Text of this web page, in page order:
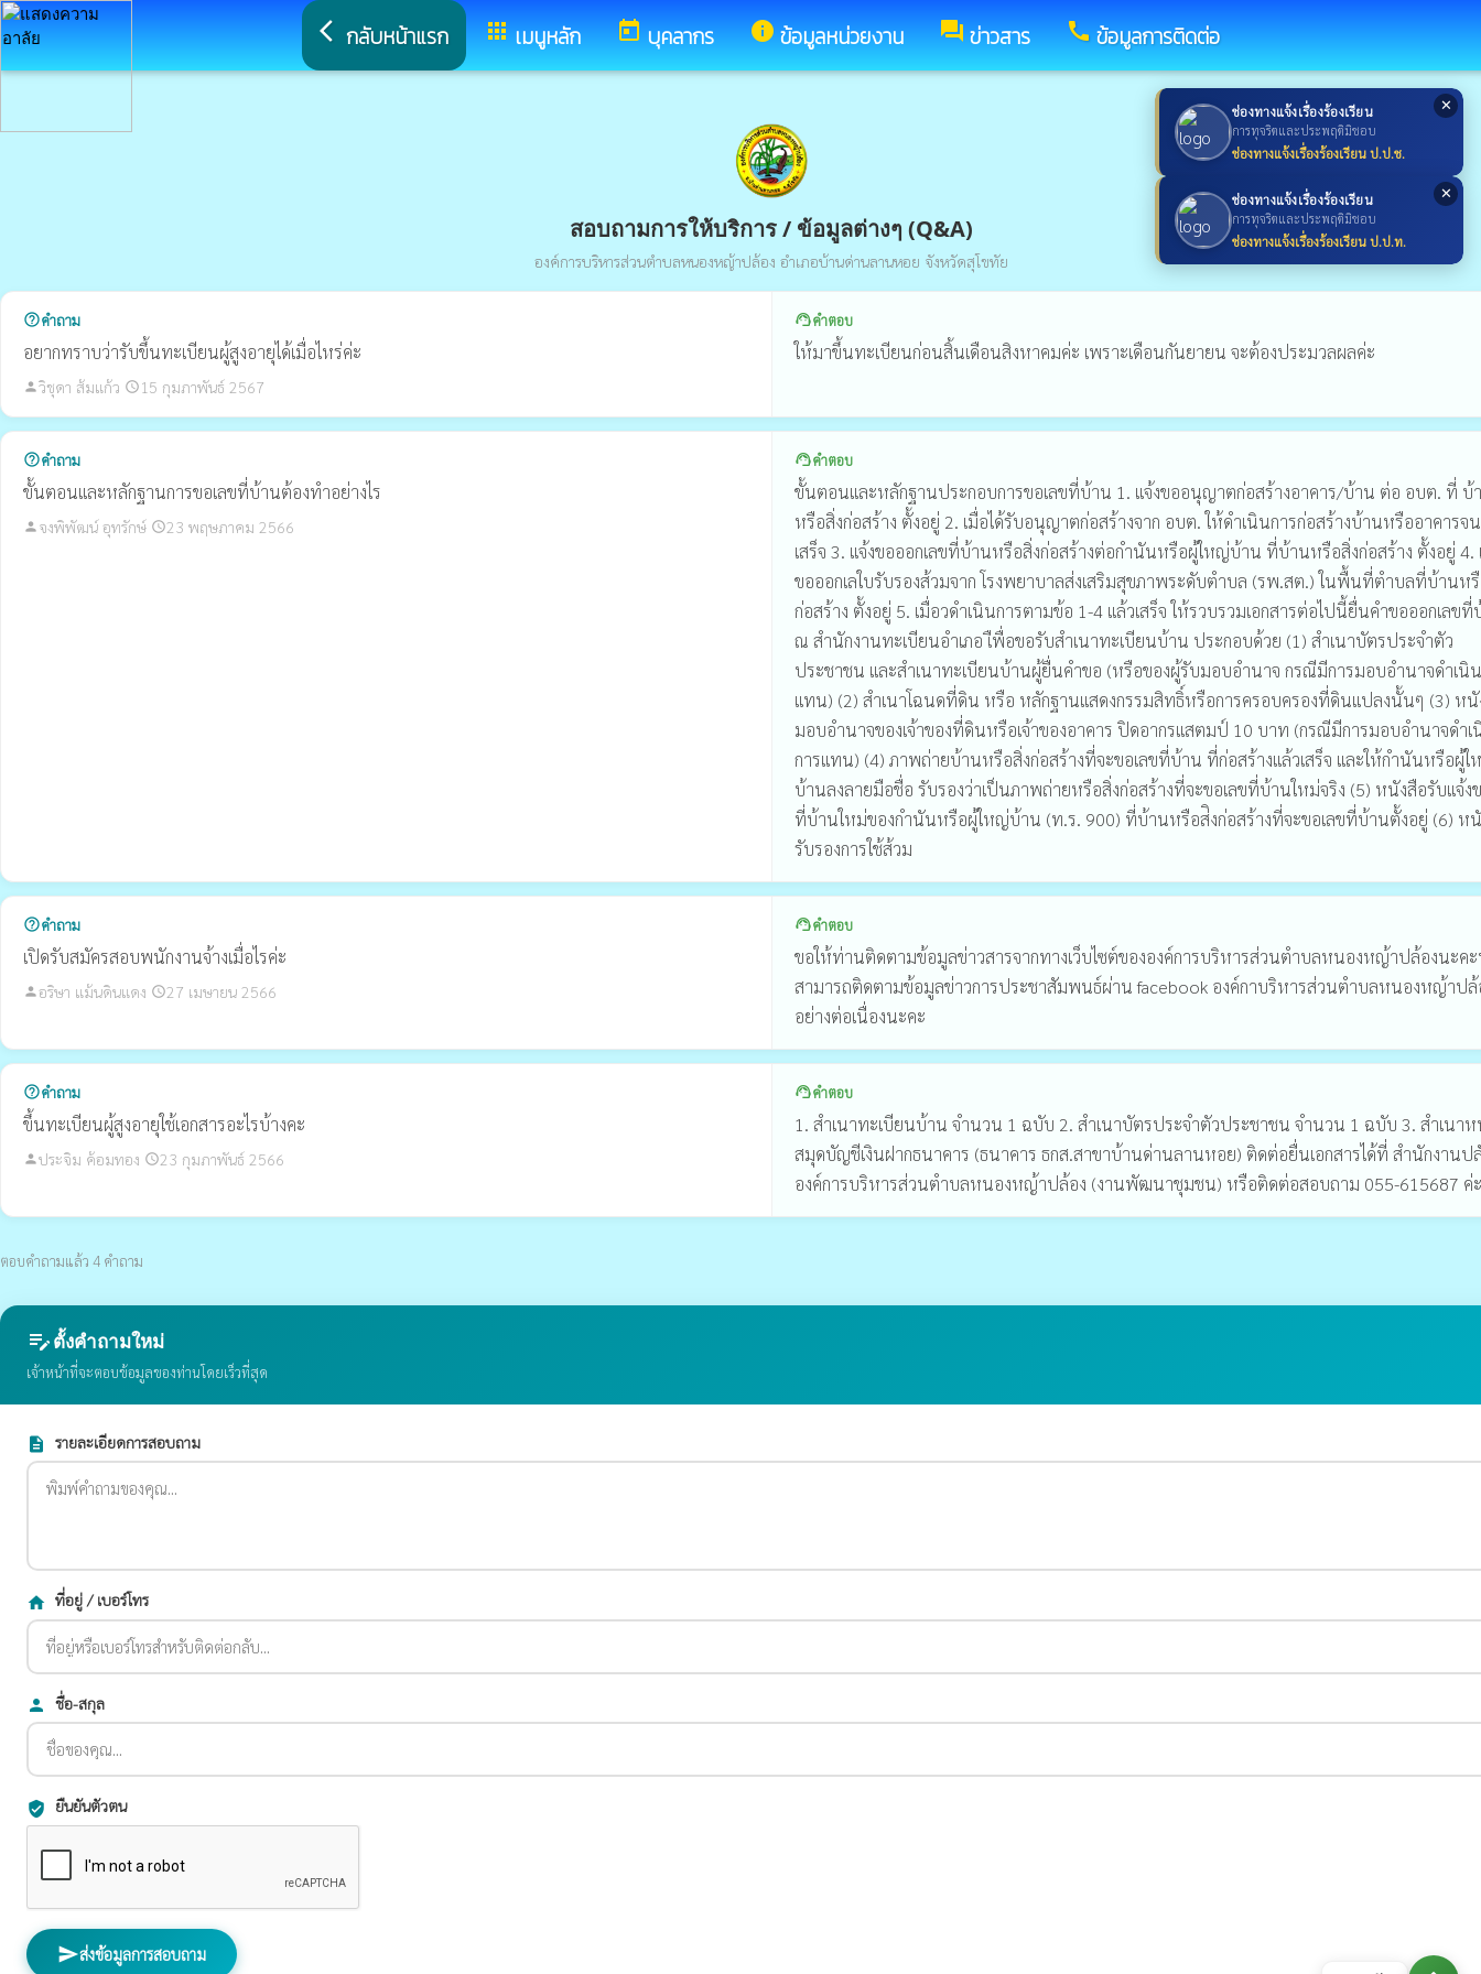
✕
ช่องทางแจ้งเรื่องร้องเรียน
การทุจริตและประพฤติมิชอบ
ช่องทางแจ้งเรื่องร้องเรียน ป.ป.ช.
✕
ช่องทางแจ้งเรื่องร้องเรียน
การทุจริตและประพฤติมิชอบ
ช่องทางแจ้งเรื่องร้องเรียน ป.ป.ท.
arrow_back_ios กลับหน้าแรก appsเมนูหลัก todayบุคลากร infoข้อมูลหน่วยงาน forumข่าวสาร callข้อมูลการติดต่อ
สอบถามการให้บริการ / ข้อมูลต่างๆ (Q&A)
องค์การบริหารส่วนตำบลหนองหญ้าปล้อง อำเภอบ้านด่านลานหอย จังหวัดสุโขทัย
help_outlineคำถาม
อยากทราบว่ารับขึ้นทะเบียนผู้สูงอายุได้เมื่อไหร่ค่ะ
personวิชุดา ส้มแก้ว schedule 15 กุมภาพันธ์ 2567
support_agentคำตอบ
ให้มาขึ้นทะเบียนก่อนสิ้นเดือนสิงหาคมค่ะ เพราะเดือนกันยายน จะต้องประมวลผลค่ะ
help_outlineคำถาม
ขั้นตอนและหลักฐานการขอเลขที่บ้านต้องทำอย่างไร
person จงพิพัฒน์ อุทรักษ์ schedule23 พฤษภาคม 2566
support_agentคำตอบ
ขั้นตอนและหลักฐานประกอบการขอเลขที่บ้าน 1. แจ้งขออนุญาตก่อสร้างอาคาร/บ้าน ต่อ อบต. ที่ บ้
หรือสิ่งก่อสร้าง ตั้งอยู่ 2. เมื่อได้รับอนุญาตก่อสร้างจาก อบต. ให้ดำเนินการก่อสร้างบ้านหรืออาคารจ
เสร็จ 3. แจ้งขอออกเลขที่บ้านหรือสิ่งก่อสร้างต่อกำนันหรือผู้ใหญ่บ้าน ที่บ้านหรือสิ่งก่อสร้าง ตั้งอยู่ 4.
ขอออกเลใบรับรองส้วมจาก โรงพยาบาลส่งเสริมสุขภาพระดับตำบล (รพ.สต.) ในพื้นที่ตำบลที่บ้านห
ก่อสร้าง ตั้งอยู่ 5. เมื่อวดำเนินการตามข้อ 1-4 แล้วเสร็จ ให้รวบรวมเอกสารต่อไปนี้ยื่นคำขอออกเลขที่
ณ สำนักงานทะเบียนอำเภอ เืพื่อขอรับสำเนาทะเบียนบ้าน ประกอบด้วย (1) สำเนาบัตรประจำตัว
ประชาชน และสำเนาทะเบียนบ้านผู้ยื่นคำขอ (หรือของผู้รับมอบอำนาจ กรณีมีการมอบอำนาจดำเนิ
แทน) (2) สำเนาโฉนดที่ดิน หรือ หลักฐานแสดงกรรมสิทธิ์หรือการครอบครองที่ดินแปลงนั้นๆ (3) หนั
มอบอำนาจของเจ้าของที่ดินหรือเจ้าของอาคาร ปิดอากรแสตมป์ 10 บาท (กรณีมีการมอบอำนาจดำเ
การแทน) (4) ภาพถ่ายบ้านหรือสิ่งก่อสร้างที่จะขอเลขที่บ้าน ที่ก่อสร้างแล้วเสร็จ และให้กำนันหรือผู้ใ
บ้านลงลายมือชื่อ รับรองว่าเป็นภาพถ่ายหรือสิ่งก่อสร้างที่จะขอเลขที่บ้านใหม่จริง (5) หนังสือรับแจ้ง
ที่บ้านใหม่ของกำนันหรือผู้ใหญ่บ้าน (ท.ร. 900) ที่บ้านหรือส่ิงก่อสร้างที่จะขอเลขที่บ้านตั้งอยู่ (6) ห
รับรองการใช้ส้วม
help_outlineคำถาม
เปิดรับสมัครสอบพนักงานจ้างเมื่อไรค่ะ
personอริษา แม้นดินแดง schedule27 เมษายน 2566
support_agentคำตอบ
ขอให้ท่านติดตามข้อมูลข่าวสารจากทางเว็บไซต์ขององค์การบริหารส่วนตำบลหนองหญ้าปล้องนะค
สามารถติดตามข้อมูลข่าวการประชาสัมพนธ์ผ่าน facebook องค์กาบริหารส่วนตำบลหนองหญ้าปล้
อย่างต่อเนื่องนะคะ
help_outlineคำถาม
ขึ้นทะเบียนผู้สูงอายุใช้เอกสารอะไรบ้างคะ
personประจิม ค้อมทอง schedule23 กุมภาพันธ์ 2566
support_agentคำตอบ
1. สำเนาทะเบียนบ้าน จำนวน 1 ฉบับ 2. สำเนาบัตรประจำตัวประชาชน จำนวน 1 ฉบับ 3. สำเนา
สมุดบัญชีเงินฝากธนาคาร (ธนาคาร ธกส.สาขาบ้านด่านลานหอย) ติดต่อยื่นเอกสารได้ที่ สำนักงานป
องค์การบริหารส่วนตำบลหนองหญ้าปล้อง (งานพัฒนาชุมชน) หรือติดต่อสอบถาม 055-615687 ค่ะ
ตอบคำถามแล้ว 4 คำถาม
edit_noteตั้งคำถามใหม่
เจ้าหน้าที่จะตอบข้อมูลของท่านโดยเร็วที่สุด
description รายละเอียดการสอบถาม
home ที่อยู่ / เบอร์โทร
person ชื่อ-สกุล
verified_user ยืนยันตัวตน
sendส่งข้อมูลการสอบถาม